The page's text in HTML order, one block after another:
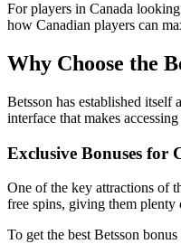
For players in Canada
how Canadian players can
Why Choose the
Betsson has established
interface that makes
Exclusive Bonuses for
One of the key attractions of
free spins, giving them
To get the best Betsson